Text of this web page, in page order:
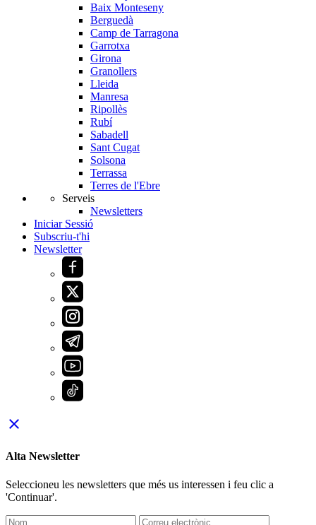
Baix Monteseny
Berguedà
Camp de Tarragona
Garrotxa
Girona
Granollers
Lleida
Manresa
Ripollès
Rubí
Sabadell
Sant Cugat
Solsona
Terrassa
Terres de l'Ebre
Serveis
Newsletters
Iniciar Sessió
Subscriu-t'hi
Newsletter
close
Alta Newsletter
Seleccioneu les newsletters que més us interessen i feu clic a
'Continuar'.